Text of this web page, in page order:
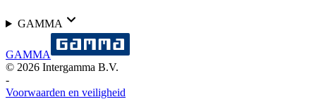
GAMMA
GAMMA
© 2026 Intergamma B.V.
-
Voorwaarden en veiligheid